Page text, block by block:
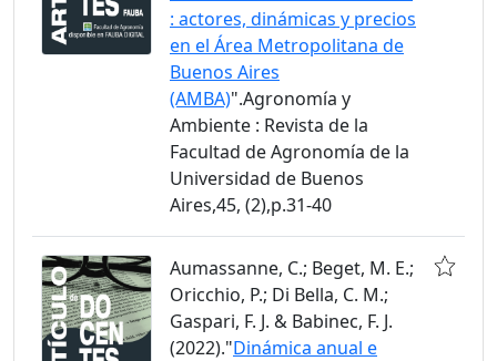
: actores, dinámicas y precios
en el Área Metropolitana de
Buenos Aires
(AMBA)".Agronomía y
Ambiente : Revista de la
Facultad de Agronomía de la
Universidad de Buenos
Aires,45, (2),p.31-40
Aumassanne, C.; Beget, M. E.;
Oricchio, P.; Di Bella, C. M.;
Gaspari, F. J. & Babinec, F. J.
(2022)."Dinámica anual e